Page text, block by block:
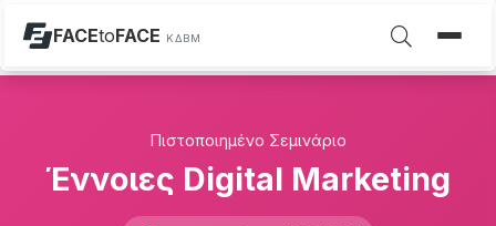
FACEtoFACE ΚΔΒΜ
Πιστοποιημένο Σεμινάριο
Έννοιες Digital Marketing